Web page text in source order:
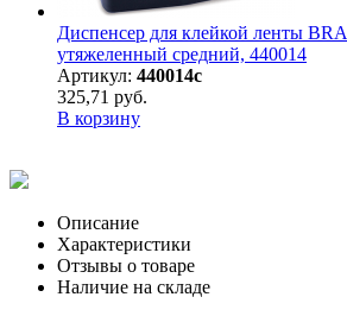
Диспенсер для клейкой ленты
утяжеленный средний, 440014
Артикул: 440014с
325,71 руб.
В корзину
Описание
Характеристики
Отзывы о товаре
Наличие на складе